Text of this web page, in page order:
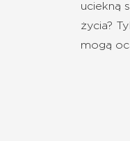
uciekną
życia?
mogą